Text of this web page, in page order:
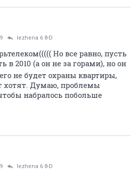
lezhena 6 8-D
Но все равно, пусть
в 2010 (а он не за горами), но он
не будет охраны квартиры,
хотят. Думаю, проблемы
набралось побольше
lezhena 6 8-D